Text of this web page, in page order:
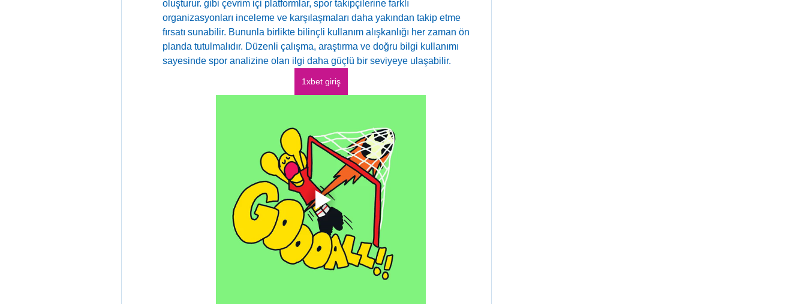
oluşturur. gibi çevrim içi platformlar, spor takipçilerine farklı
organizasyonları inceleme ve karşılaşmaları daha yakından takip etme
fırsatı sunabilir. Bununla birlikte bilinçli kullanım alışkanlığı her zaman ön
planda tutulmalıdır. Düzenli çalışma, araştırma ve doğru bilgi kullanımı
sayesinde spor analizine olan ilgi daha güçlü bir seviyeye ulaşabilir.
1xbet giriş